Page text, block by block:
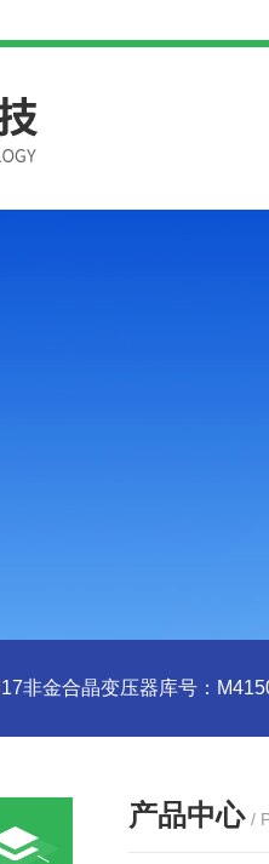
非金合晶变压器库号：
产品中心 /